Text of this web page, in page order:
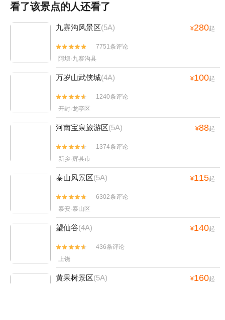
看了该景点的人还看了
九寨沟风景区(5A) ¥280起


7751条评论
阿坝·九寨沟县
万岁山武侠城(4A) ¥100起


1240条评论
开封·龙亭区
河南宝泉旅游区(5A) ¥88起


1374条评论
新乡·辉县市
泰山风景区(5A) ¥115起


6302条评论
泰安·泰山区
望仙谷(4A) ¥140起


436条评论
上饶
黄果树景区(5A) ¥160起